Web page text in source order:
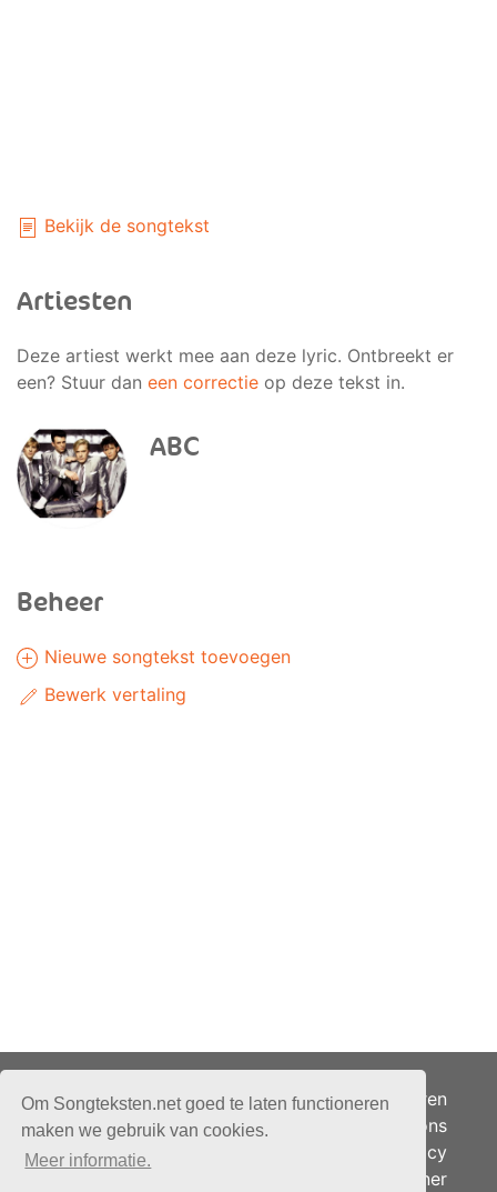
Om Songteksten.net goed te laten functioneren
maken we gebruik van cookies.
Meer informatie.
Bekijk de songtekst
Artiesten
Deze artiest werkt mee aan deze lyric. Ontbreekt er
een? Stuur dan een correctie op deze tekst in.
ABC
Beheer
Nieuwe songtekst toevoegen
Bewerk vertaling
Adverteren
Over ons
Je privacy
Partner